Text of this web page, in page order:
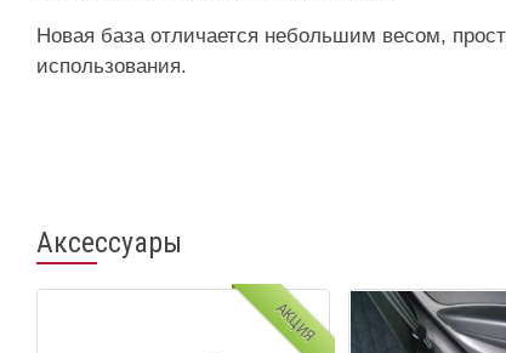
Новая база отличается небольшим весом,
использования.
Аксессуары
АКЦИЯ